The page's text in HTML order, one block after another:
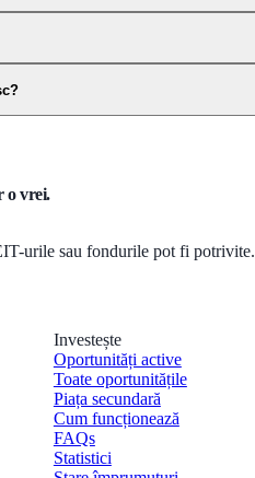
o vrei.
urile sau fondurile pot fi
Investește
Oportunități active
Toate oportunitățile
Piața secundară
Cum funcționează
FAQs
Statistici